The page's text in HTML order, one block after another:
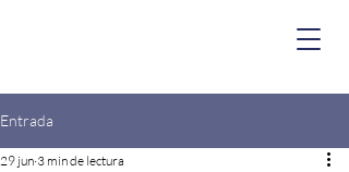
Entrada
29 jun 3 min de lectura